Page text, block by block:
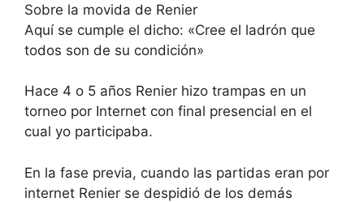
Sobre la movida de Renier
Aquí se cumple el dicho: «Cree el ladrón que
todos son de su condición»
Hace 4 o 5 años Renier hizo trampas en un
torneo por Internet con final presencial en el
cual yo participaba.
En la fase previa, cuando las partidas eran por
internet Renier se despidió de los demás